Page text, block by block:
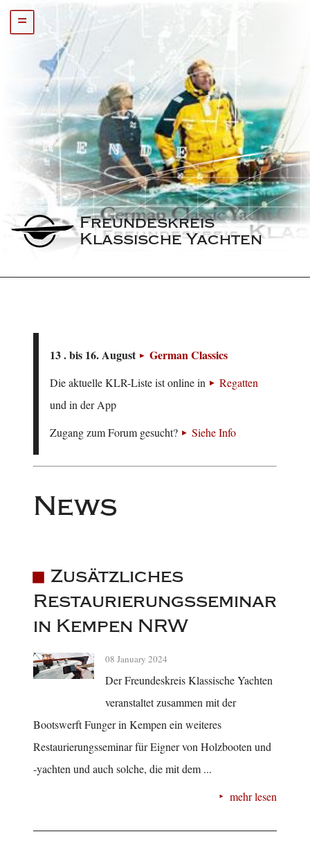
=
Freundeskreis
Klassische Yachten
13 . bis 16. August German Classics
Die aktuelle KLR-Liste ist online in
Regatten
und in der App
Zugang zum Forum gesucht?
Siehe Info
News
Zusätzliches
Restaurierungsseminar
in Kempen NRW
08 January 2024
Der Freundeskreis Klassische Yachten
veranstaltet zusammen mit der
Bootswerft Funger in Kempen ein weiteres
Restaurierungsseminar für Eigner von Holzbooten und
-yachten und auch solche, die mit dem ...
mehr lesen